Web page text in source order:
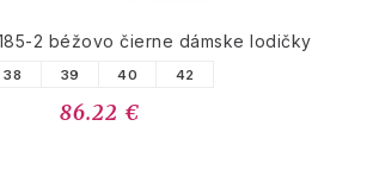
2 béžovo čierne dámske lodičky
38 39 40 42
86.22 €